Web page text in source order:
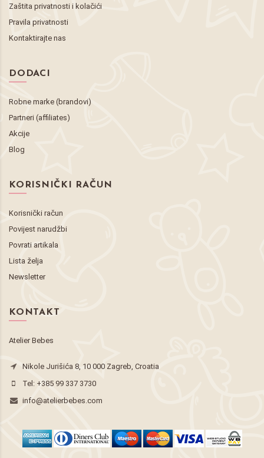
Zaštita privatnosti i kolačići
Pravila privatnosti
Kontaktirajte nas
DODACI
Robne marke (brandovi)
Partneri (affiliates)
Akcije
Blog
KORISNIČKI RAČUN
Korisnički račun
Povijest narudžbi
Povrati artikala
Lista želja
Newsletter
KONTAKT
Atelier Bebes
Nikole Jurišića 8, 10 000 Zagreb, Croatia
Tel: +385 99 337 3730
info@atelierbebes.com